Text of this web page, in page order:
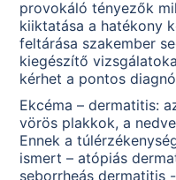
provokáló tényezők
kiiktatása a hatékony
feltárása szakember
kiegészítő
kérhet a pontos
Ekcéma – dermatitis:
vörös plakkok, a
Ennek a
ismert – atópiás
seborrheás dermatitis